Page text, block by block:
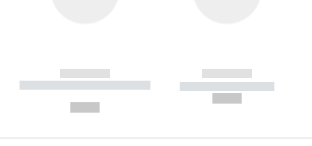
------------
----------- ----------- --------
------------
----------- -----------